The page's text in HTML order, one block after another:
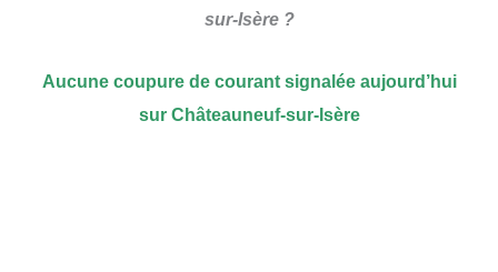
sur-Isère ?
Aucune coupure de courant signalée aujourd’hui
sur Châteauneuf-sur-Isère